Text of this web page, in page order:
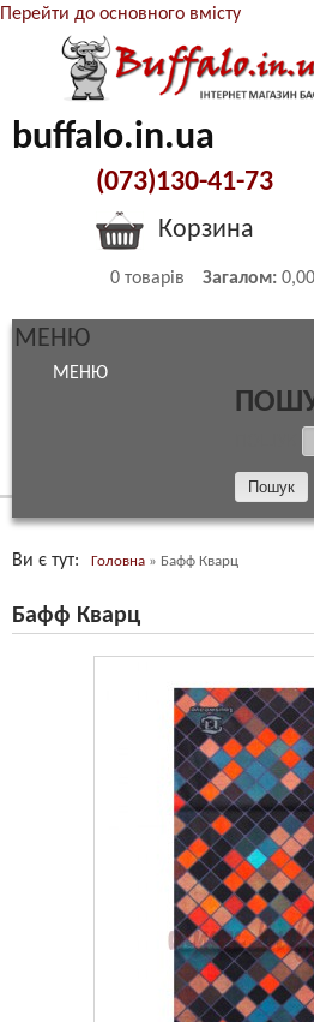
Перейти до основного вмісту
buffalo.in.ua
(073)130-41-73
Корзина
0 товарів Загалом:
МЕНЮ
МЕНЮ
Ви є тут Головна » Бафф Кварц
Бафф Кварц